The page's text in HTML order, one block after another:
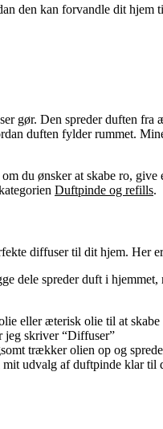
den kan forvandle dit hjem
gør. Den spreder duften
duften fylder rummet.
du ønsker at skabe ro, give
Duftpinde og refills.
diffuser til dit hjem. Her
dele spreder duft i
eller æterisk olie til at
jeg skriver “Diffuser”
trækker olien op og
udvalg af duftpinde klar til